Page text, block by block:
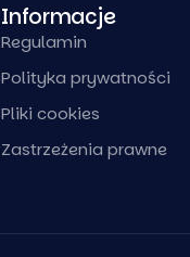
Informacje
Regulamin
Polityka prywatności
Pliki cookies
Zastrzeżenia prawne